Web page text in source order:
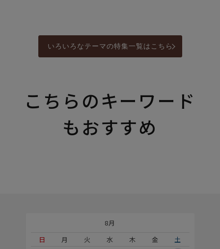
いろいろなテーマの特集一覧はこちら
こちらのキーワード
もおすすめ
8月
日
月 火 水 木 金
土